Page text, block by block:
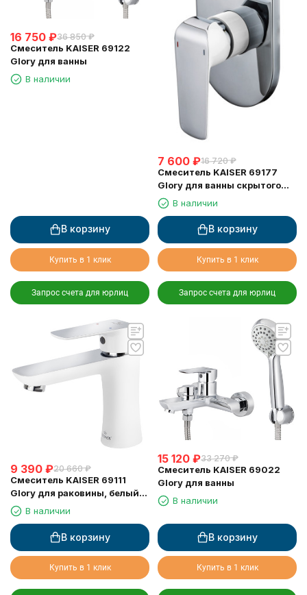
16 750 ₽36 850 ₽
Смеситель KAISER 69122
Glory для ванны
В наличии
В корзину
Купить в 1 клик
Запрос счета для юрлиц
7 600 ₽16 720 ₽
Смеситель KAISER 69177
Glory для ванны скрытого
монтажа
В наличии
В корзину
Купить в 1 клик
Запрос счета для юрлиц
9 390 ₽20 660 ₽
Смеситель KAISER 69111
Glory для раковины, белый/
хромВ наличии
В корзину
Купить в 1 клик
15 120 ₽33 270 ₽
Смеситель KAISER 69022
Glory для ванны
В наличии
В корзину
Купить в 1 клик